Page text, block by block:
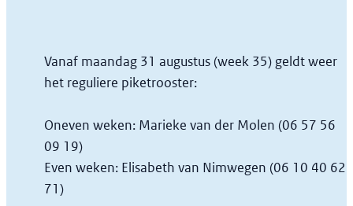
Vanaf maandag 31 augustus (week 35) geldt weer
het reguliere piketrooster:
Oneven weken: Marieke van der Molen (06 57 56
09 19)
Even weken: Elisabeth van Nimwegen (06 10 40 62
71)